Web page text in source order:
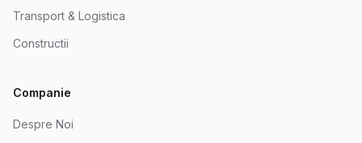
Transport & Logistica
Constructii
Companie
Despre Noi